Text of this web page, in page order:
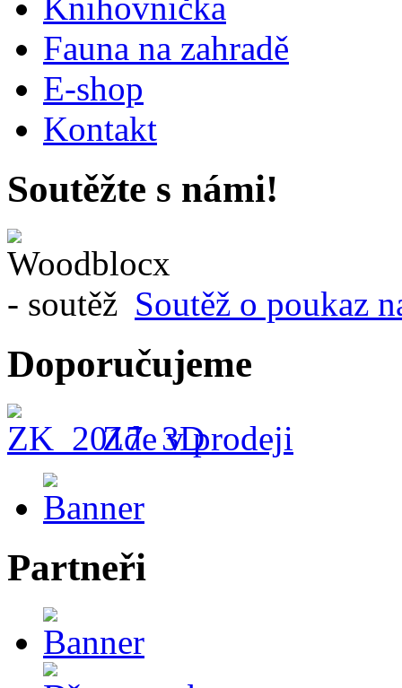
Knihovnička
Fauna na zahradě
E-shop
Kontakt
Soutěžte s námi!
Soutěž o poukaz
Doporučujeme
Zde v prodeji
Partneři